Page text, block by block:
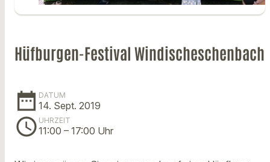
Hüfburgen-Festival Windischeschenbach
date_range DATUM
14. Sept. 2019
schedule UHRZEIT
11:00 – 17:00 Uhr